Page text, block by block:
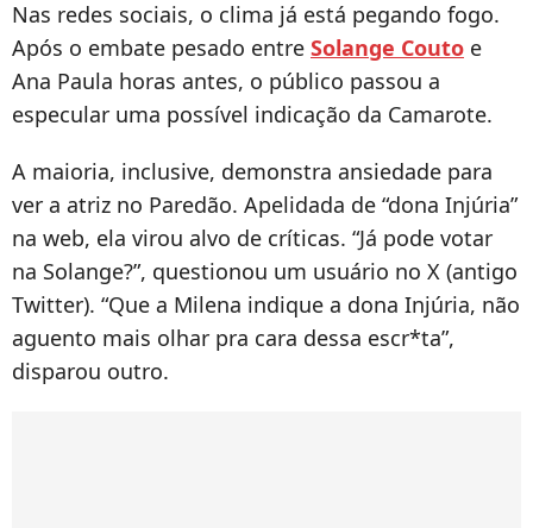
Nas redes sociais, o clima já está pegando fogo.
Após o embate pesado entre Solange Couto e
Ana Paula horas antes, o público passou a
especular uma possível indicação da Camarote.
A maioria, inclusive, demonstra ansiedade para
ver a atriz no Paredão. Apelidada de “dona Injúria”
na web, ela virou alvo de críticas. “Já pode votar
na Solange?”, questionou um usuário no X (antigo
Twitter). “Que a Milena indique a dona Injúria, não
aguento mais olhar pra cara dessa escr*ta”,
disparou outro.